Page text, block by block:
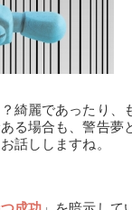
綺麗であったり、
る場合も、警告夢
話ししますね。